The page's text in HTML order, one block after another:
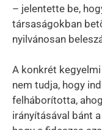
– jelentette be,
társaságokban
nyilvánosan
A konkrét
nem tudja, hogy
felháborította,
irányításával bánt